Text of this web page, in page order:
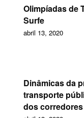
Olimpíadas de
Surfe
abril 13, 2020
Dinâmicas da
transporte
dos